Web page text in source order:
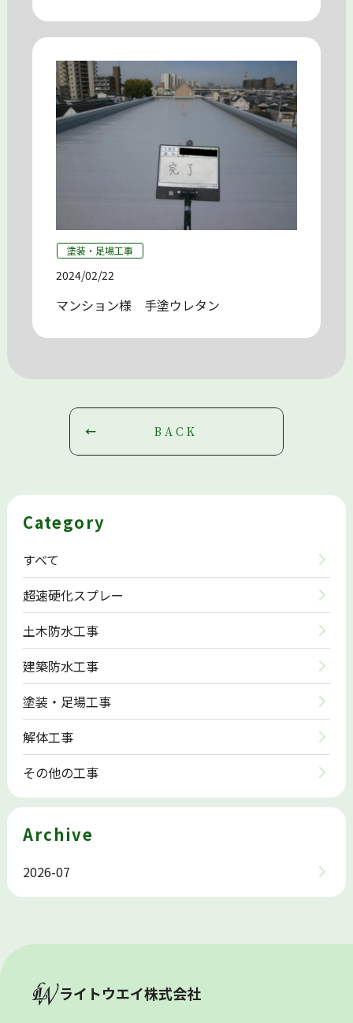
塗装・足場工事
2024/02/22
マンション様 手塗ウレタン
BACK
Category
すべて
超速硬化スプレー
土木防水工事
建築防水工事
塗装・足場工事
解体工事
その他の工事
Archive
2026-07
ライトウエイ株式会社